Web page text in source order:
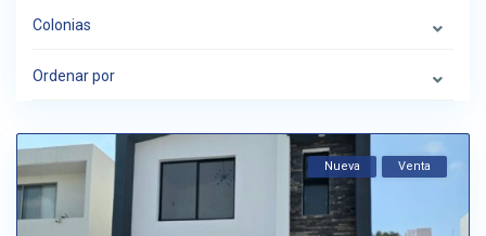
Colonias
Ordenar por
Nueva Venta